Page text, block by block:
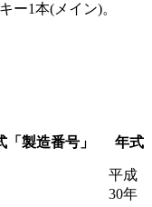
ー1本(メイン)。
「製造番号」 年式
平成
30年